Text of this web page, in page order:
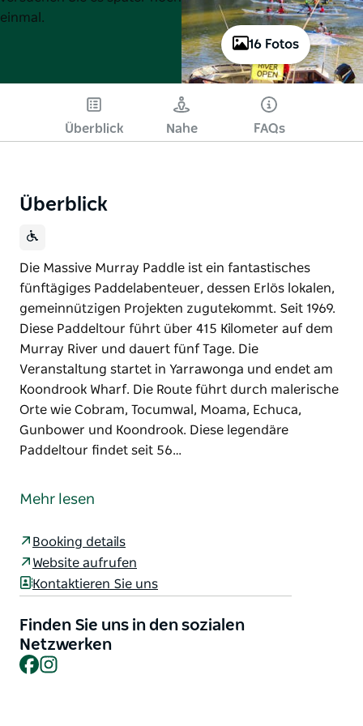
16 Fotos
einmal.
Überblick Nahe FAQs
Überblick
Die Massive Murray Paddle ist ein fantastisches
fünftägiges Paddelabenteuer, dessen Erlös lokalen,
gemeinnützigen Projekten zugutekommt. Seit 1969.
Diese Paddeltour führt über 415 Kilometer auf dem
Murray River und dauert fünf Tage. Die
Veranstaltung startet in Yarrawonga und endet am
Koondrook Wharf. Die Route führt durch malerische
Orte wie Cobram, Tocumwal, Moama, Echuca,
Gunbower und Koondrook. Diese legendäre
Paddeltour findet seit 56…
fünftägiges Paddelabenteuer, dessen Erlös lokalen,
Seit 1969.
Diese Paddeltour führt über 415 Kilometer auf dem
Murray River und dauert fünf Tage.
Die Veranstaltung startet in Yarrawonga und endet
am Koondrook Wharf. Die Route führt durch
malerische Orte wie Cobram, Tocumwal, Moama,
Echuca, Gunbower und Koondrook.
Mehr lesen
Booking details
Website aufrufen
Kontaktieren Sie uns
Finden Sie uns in den sozialen
Netzwerken
Facebook